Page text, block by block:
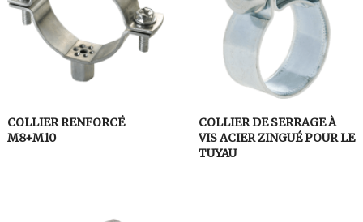
COLLIER RENFORCÉ
M8+M10
COLLIER DE SERRAGE À
VIS ACIER ZINGUÉ POUR LE
TUYAU